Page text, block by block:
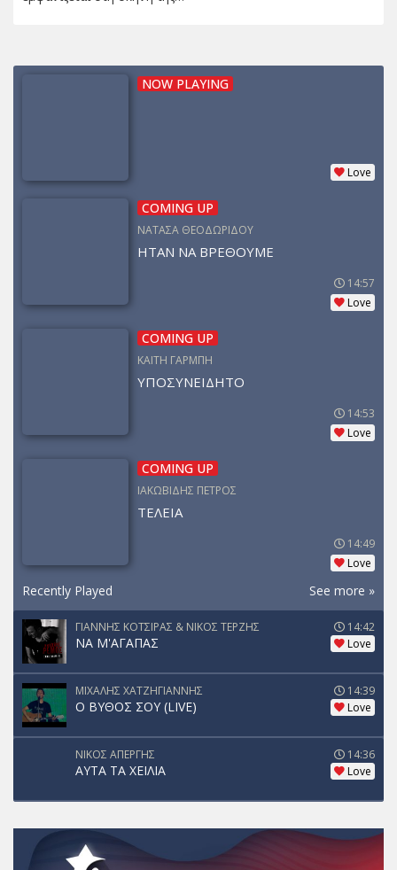
NOW PLAYING
Love
COMING UP
ΝΑΤΑΣΑ ΘΕΟΔΩΡΙΔΟΥ
ΗΤΑΝ ΝΑ ΒΡΕΘΟΥΜΕ
14:57
Love
COMING UP
ΚΑΙΤΗ ΓΑΡΜΠΗ
ΥΠΟΣΥΝΕΙΔΗΤΟ
14:53
Love
COMING UP
ΙΑΚΩΒΙΔΗΣ ΠΕΤΡΟΣ
ΤΕΛΕΙΑ
14:49
Love
Recently Played See more »
ΓΙΑΝΝΗΣ ΚΟΤΣΙΡΑΣ & ΝΙΚΟΣ ΤΕΡΖΗΣ
ΝΑ Μ'ΑΓΑΠΑΣ
14:42
Love
ΜΙΧΑΛΗΣ ΧΑΤΖΗΓΙΑΝΝΗΣ
Ο ΒΥΘΟΣ ΣΟΥ (LIVE)
14:39
Love
ΝΙΚΟΣ ΑΠΕΡΓΗΣ
ΑΥΤΑ ΤΑ ΧΕΙΛΙΑ
14:36
Love